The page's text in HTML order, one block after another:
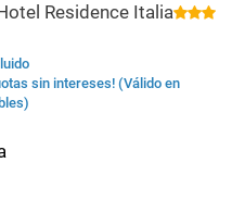
Residence Italia
sin intereses! (Válido en